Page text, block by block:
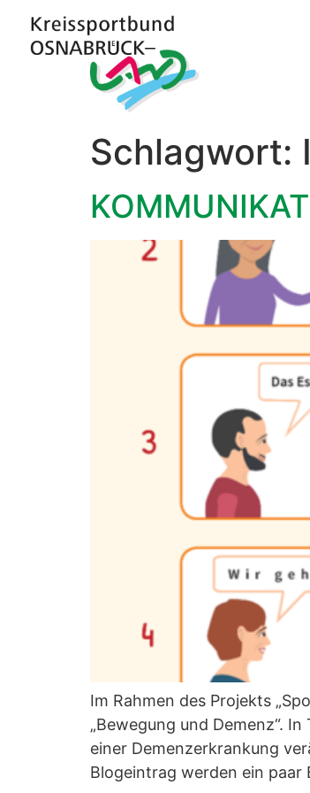
Schlagwort:
Im Rahmen des Projekts
„Bewegung und Demenz“.
einer Demenzerkrankung
Blogeintrag werden ein paar